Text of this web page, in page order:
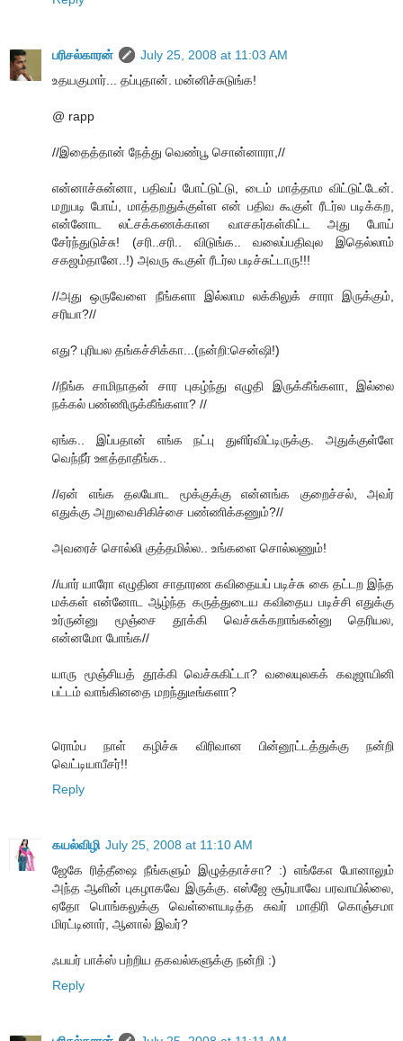
பரிசல்காரன்
July 25, 2008 at 11:03 AM
உதயகுமார்... தப்புதான். மன்னிச்சுடுங்க!
@ rapp
//இதைத்தான் நேத்து வெண்பூ சொன்னாரா,//
என்னாச்சுன்னா, பதிவப் போட்டுட்டு, டைம் மாத்தாம விட்டுட்டேன்.
மறுபடி போய், மாத்தறதுக்குள்ள என் பதிவ கூகுள் ரீடர்ல படிக்கற,
என்னோட லட்சக்கணக்கான வாசகர்கள்கிட்ட அது போய்
சேர்ந்துடுச்சு! (சரி..சரி.. விடுங்க.. வலைப்பதிவுல இதெல்லாம்
சகஜம்தானே..!) அவரு கூகுள் ரீடர்ல படிச்சுட்டாரு!!!
//அது ஒருவேளை நீங்களா இல்லாம லக்கிலுக் சாரா இருக்கும்,
சரியா?//
எது? புரியல தங்கச்சிக்கா...(நன்றி:சென்ஷி!)
//நீங்க சாமிநாதன் சார புகழ்ந்து எழுதி இருக்கீங்களா, இல்லை
நக்கல் பண்ணிருக்கீங்களா? //
ஏங்க.. இப்பதான் எங்க நட்பு துளிர்விட்டிருக்கு. அதுக்குள்ளே
வெந்நீர் ஊத்தாதீங்க..
//ஏன் எங்க தலயோட மூக்குக்கு என்னங்க குறைச்சல், அவர்
எதுக்கு அறுவைசிகிச்சை பண்ணிக்கணும்?//
அவரைச் சொல்லி குத்தமில்ல.. உங்களை சொல்லணும்!
//யார் யாரோ எழுதின சாதாரண கவிதையப் படிச்சு கை தட்டற இந்த
மக்கள் என்னோட ஆழ்ந்த கருத்துடைய கவிதைய படிச்சி எதுக்கு
உர்ருன்னு மூஞ்சை தூக்கி வெச்சுக்கறாங்கன்னு தெரியல,
என்னமோ போங்க//
யாரு மூஞ்சியத் தூக்கி வெச்சுகிட்டா? வலையுலகக் கவுஜாயினி
பட்டம் வாங்கினதை மறந்துடீங்களா?
ரொம்ப நாள் கழிச்சு விரிவான பின்னூட்டத்துக்கு நன்றி
வெட்டியாபீசர்!!
Reply
கயல்விழி July 25, 2008 at 11:10 AM
ஜேகே ரித்தீஷை நீங்களும் இழுத்தாச்சா? :) எங்கேஎ போனாலும்
அந்த ஆளின் புகழாகவே இருக்கு. எஸ்ஜே சூர்யாவே பரவாயில்லை,
ஏதோ பொங்கலுக்கு வெள்ளையடித்த சுவர் மாதிரி கொஞ்சமா
மிரட்டினார், ஆனால் இவர்?
ஃபயர் பாக்ஸ் பற்றிய தகவல்களுக்கு நன்றி :)
Reply